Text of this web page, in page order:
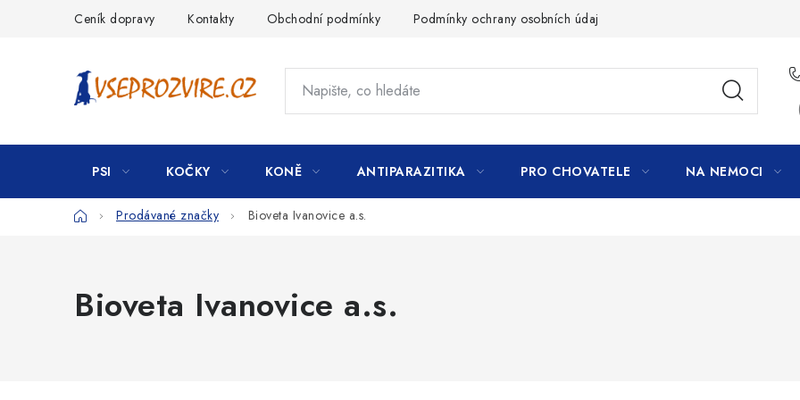
Ceník dopravy Kontakty Obchodní podmínky Podmínky ochrany osobních údajů
PSI KOČKY KONĚ ANTIPARAZITIKA PRO CHOVATELE NA NEMOCI
DomůProdávané značky Bioveta Ivanovice a.s.
Bioveta Ivanovice a.s.